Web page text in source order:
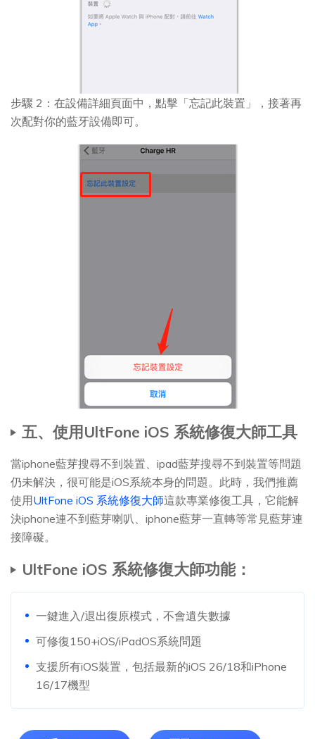
步驟 2：在設備詳細頁面中，點擊「忘記此裝置」，接著再
次配對你的藍牙設備即可。
五、使用UltFone iOS 系統修復大師工具
當iphone藍芽搜尋不到裝置、ipad藍芽搜尋不到裝置等問題
仍未解決，很可能是iOS系統本身的問題。此時，我們推薦
使用UltFone iOS 系統修復大師這款專業修復工具，它能解
決iphone連不到藍芽喇叭、iphone藍芽一直轉等常見藍芽連
接障礙。
UltFone iOS 系統修復大師功能：
一鍵進入/退出復原模式，不會遺失數據
可修復150+iOS/iPadOS系統問題
支援所有iOS裝置，包括最新的iOS 26/18和iPhone
16/17機型